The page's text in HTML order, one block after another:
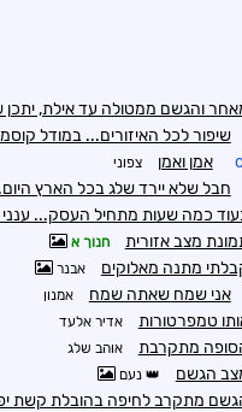
והגשם ממטולה עד אילת,
שיפור לכל האיזורים... במודל
אמן ואמן צפוני
חבל שלא יירד שלג בכל הארץ
כמה שעות מתחיל העסק...
מצב אזורית חנוך א
מתנה מאלוקים אבנר
אני שמח שאתה שמח אמנון
טמפרטורות אדיר אלעד
מתקרבת אוהב שלג
הגשם נעם
מתקרב לחיפה בהובלת קשת